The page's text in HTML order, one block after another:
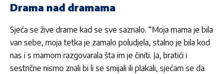
Drama nad dramama
Sjeća se žive drame kad se sve saznalo. “Moja mama je bila
van sebe, moja tetka je zamalo poludjela, stalno je bila kod
nas i s mamom razgovarala šta im je činiti. Ja, bratići i
sestrične nismo znali bi li se smijali ili plakali, sjećam se da